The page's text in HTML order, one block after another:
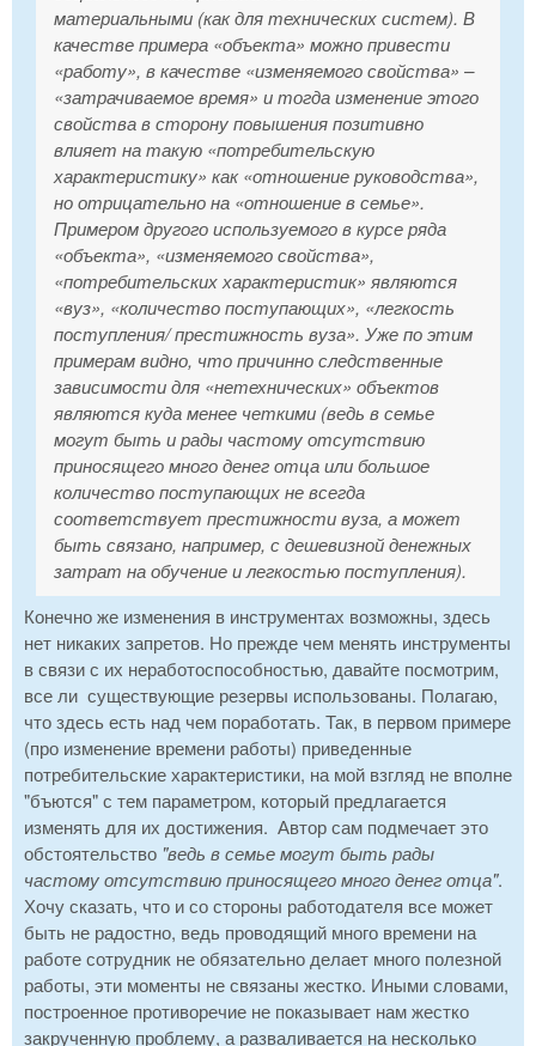
материальными (как для технических систем). В
качестве примера «объекта» можно привести
«работу», в качестве «изменяемого свойства» –
«затрачиваемое время» и тогда изменение этого
свойства в сторону повышения позитивно
влияет на такую «потребительскую
характеристику» как «отношение руководства»,
но отрицательно на «отношение в семье».
Примером другого используемого в курсе ряда
«объекта», «изменяемого свойства»,
«потребительских характеристик» являются
«вуз», «количество поступающих», «легкость
поступления/ престижность вуза». Уже по этим
примерам видно, что причинно следственные
зависимости для «нетехнических» объектов
являются куда менее четкими (ведь в семье
могут быть и рады частому отсутствию
приносящего много денег отца или большое
количество поступающих не всегда
соответствует престижности вуза, а может
быть связано, например, с дешевизной денежных
затрат на обучение и легкостью поступления).
Конечно же изменения в инструментах возможны, здесь
нет никаких запретов. Но прежде чем менять инструменты
в связи с их неработоспособностью, давайте посмотрим,
все ли существующие резервы использованы. Полагаю,
что здесь есть над чем поработать. Так, в первом примере
(про изменение времени работы) приведенные
потребительские характеристики, на мой взгляд не вполне
"бъются" с тем параметром, который предлагается
изменять для их достижения. Автор сам подмечает это
обстоятельство "ведь в семье могут быть рады
частому отсутствию приносящего много денег отца".
Хочу сказать, что и со стороны работодателя все может
быть не радостно, ведь проводящий много времени на
работе сотрудник не обязательно делает много полезной
работы, эти моменты не связаны жестко. Иными словами,
построенное противоречие не показывает нам жестко
закрученную проблему, а разваливается на несколько